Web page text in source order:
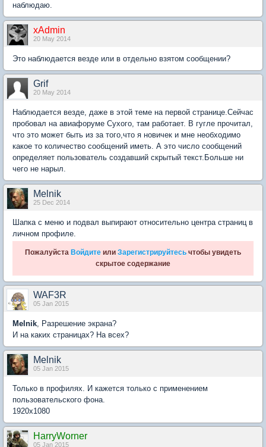
наблюдаю.
xAdmin
20 May 2014
Это наблюдается везде или в отдельно взятом сообщении?
Grif
20 May 2014
Наблюдается везде, даже в этой теме на первой странице.Сейчас
пробовал на авиафоруме Сухого, там работает. В гугле прочитал,
что это может быть из за того,что я новичек и мне необходимо
какое то количество сообщений иметь. А это число сообщений
определяет пользователь создавший скрытый текст.Больше ни
чего не нарыл.
Melnik
25 Dec 2014
Шапка с меню и подвал выпирают относительно центра страниц в
личном профиле.
Пожалуйста Войдите или Зарегистрируйтесь чтобы увидеть
скрытое содержание
WAF3R
05 Jan 2015
Melnik, Разрешение экрана?
И на каких страницах? На всех?
Melnik
05 Jan 2015
Только в профилях. И кажется только с применением
пользовательского фона.
1920х1080
HarryWorner
05 Jan 2015